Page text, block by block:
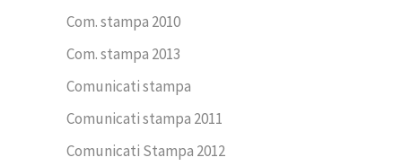
Com. stampa 2010
Com. stampa 2013
Comunicati stampa
Comunicati stampa 2011
Comunicati Stampa 2012